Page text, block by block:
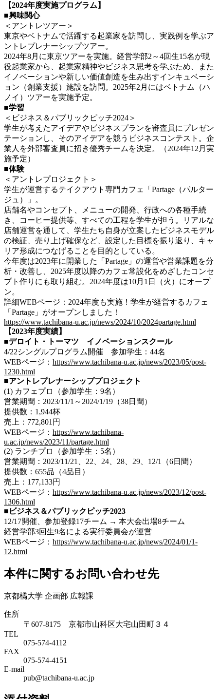
【2024年度実施プログラム】
■興味関心
＜アントレツアー＞
東京やベトナムで活躍する起業家を訪問し、実践例を学ぶア
ントレプレナーシップツアー。
2024年8月に東京ツアーを実施。経営学部2～4回生15名が現
役起業家から、起業家精神やビジネス思考を学ぶため、また
イノベーションや新しい価値創造を生み出すインキュベーシ
ョン（創業支援）施設を訪問。2025年2月にはベトナム（ハ
ノイ）ツアーを実施予定。
■学習
＜ビジネス＆パブリックピッチ2024＞
学生が考えたアイデアやビジネスプランを審査員にプレゼン
テーションし、そのアイデアを競うビジネスコンテスト。企
業人を外部審査員に招き優秀チームを決定。（2024年12月実
施予定）
■体験
＜アントレプロジェクト＞
学生が運営するテイクアウト専門カフェ「Partage（パルター
ジュ）」。
店舗名やコンセプト、メニューの開発、行政への各種手続
き、コーヒー提供等、すべての工程を学生が担う。リアルな
店舗運営を通して、学生たち自身が立案したビジネスモデル
の検証、売り上げ確保など、設定した目標を振り返り、キャ
リア形成につなげることを目的としている。
今年度は2023年に開業した「Partage」の運営や営業課題を分
析・改善し、2025年度以降のカフェ常設化をめざしたコンセ
プト作りにも取り組む。2024年度は10月1日（火）にオープ
ン。
詳細WEBページ：2024年度も実施！学生が経営するカフェ
「Partage」がオープンしました！
https://www.tachibana-u.ac.jp/news/2024/10/2024partage.html
【2023年度実績】
■デロイト・トーマツ イノベーションスクール
4/22シングルプログラム開催 参加学生：44名
WEBページ： https://www.tachibana-u.ac.jp/news/2023/05/post-
1230.html
■アントレプレナーシッププロジェクト
(1) カフェプロ（参加学生：9名）
営業期間：2023/11/1～2024/1/19（38日間）
提供数：1,944杯
売上：772,801円
WEBページ： https://www.tachibana-
u.ac.jp/news/2023/11/partage.html
(2) ランチプロ（参加学生：5名）
営業期間：2023/11/21、22、24、28、29、12/1（6日間）
提供数：655品（4品目）
売上：177,133円
WEBページ： https://www.tachibana-u.ac.jp/news/2023/12/post-
1306.html
■ビジネス＆パブリックピッチ2023
12/17開催、参加登録17チーム → 本大会出場8チーム
経営学部3回生9名による実行委員会が運営
WEBページ： https://www.tachibana-u.ac.jp/news/2024/01/1-
12.html
本件に関するお問い合わせ先
京都橘大学 企画部 広報課
住所
〒607-8175 京都市山科区大宅山田町３４
TEL
075-574-4112
FAX
075-574-4151
E-mail
pub@tachibana-u.ac.jp